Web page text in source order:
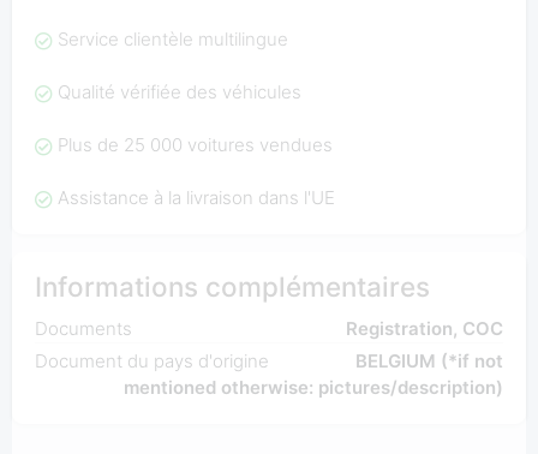
Service clientèle multilingue
Qualité vérifiée des véhicules
Plus de 25 000 voitures vendues
Assistance à la livraison dans l'UE
Informations complémentaires
Documents
Registration, COC
Document du pays d'origine
BELGIUM (*if not
mentioned otherwise: pictures/description)